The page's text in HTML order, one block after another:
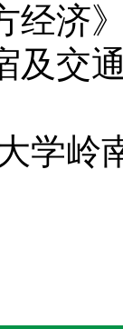
经济
及交
山